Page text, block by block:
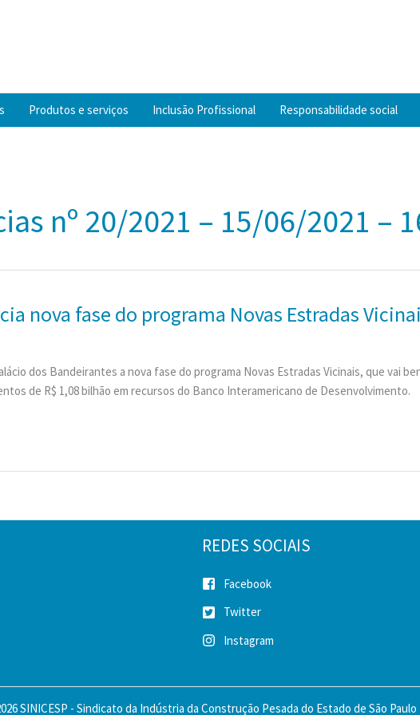
Produtos e serviços Inclusão Profissional Responsabilidade social
nº 20/2021 – 15/06/2021 –
nova fase do programa Novas Estradas
dos Bandeirantes a nova fase do programa Novas Estradas Vicinais, que vai
de R$ 1,08 bilhão em recursos do Banco Interamericano de Desenvolvimento.
REDES SOCIAIS
Facebook
Twitter
Instagram
SINICESP - Sindicato da Indústria da Construção Pesada do Estado de São Paulo